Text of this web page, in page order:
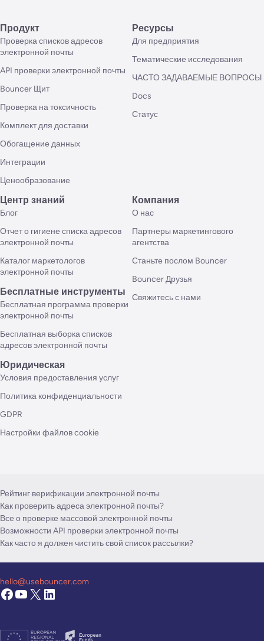
Продукт
Проверка списков адресов
электронной почты
API проверки электронной почты
Bouncer Щит
Проверка на токсичность
Комплект для доставки
Обогащение данных
Интеграции
Ценообразование
Ресурсы
Для предприятия
Тематические исследования
ЧАСТО ЗАДАВАЕМЫЕ ВОПРОСЫ
Docs
Статус
Центр знаний
Блог
Отчет о гигиене списка адресов
электронной почты
Каталог маркетологов
электронной почты
Бесплатные инструменты
Бесплатная программа проверки
электронной почты
Бесплатная выборка списков
адресов электронной почты
Компания
О нас
Партнеры маркетингового
агентства
Станьте послом Bouncer
Bouncer Друзья
Свяжитесь с нами
Юридическая
Условия предоставления услуг
Политика конфиденциальности
GDPR
Настройки файлов cookie
Рейтинг верификации электронной почты
Как проверить адреса электронной почты?
Все о проверке массовой электронной почты
Возможности API проверки электронной почты
Как часто я должен чистить свой список рассылки?
hello@usebouncer.com